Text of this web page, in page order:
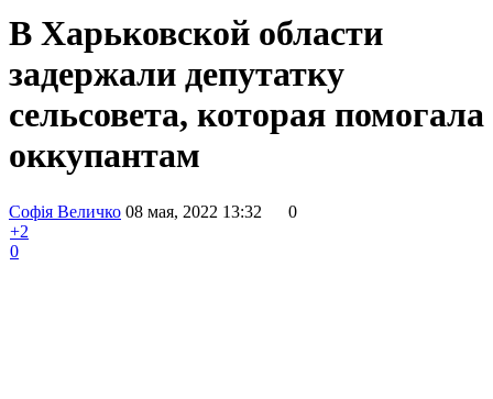
В Харьковской области
задержали депутатку
сельсовета, которая помогала
оккупантам
Софія Величко 08 мая, 2022 13:32
0
+2
0